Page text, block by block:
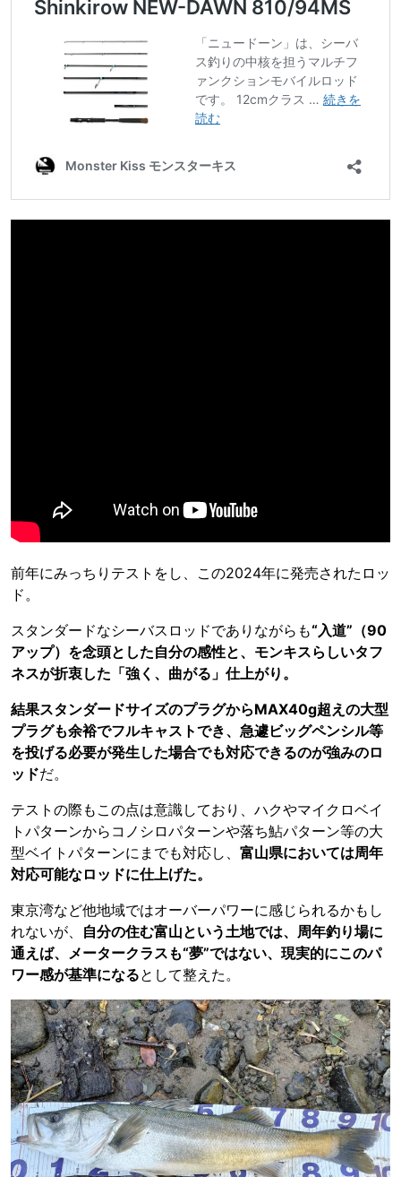
前年にみっちりテストをし、この2024年に発売されたロッ
ド。
スタンダードなシーバスロッドでありながらも“入道”（90
アップ）を念頭とした自分の感性と、モンキスらしいタフ
ネスが折衷した「強く、曲がる」仕上がり。
結果スタンダードサイズのプラグからMAX40g超えの大型
プラグも余裕でフルキャストでき、急遽ビッグペンシル等
を投げる必要が発生した場合でも対応できるのが強みのロ
ッドだ。
テストの際もこの点は意識しており、ハクやマイクロベイ
トパターンからコノシロパターンや落ち鮎パターン等の大
型ベイトパターンにまでも対応し、 富山県においては周年
対応可能なロッドに仕上げた。
東京湾など他地域ではオーバーパワーに感じられるかもし
れないが、 自分の住む富山という土地では、周年釣り場に
通えば、メータークラスも“夢”ではない、現実的にこのパ
ワー感が基準になるとして整えた。